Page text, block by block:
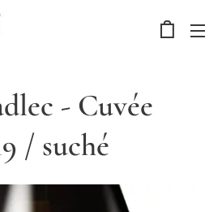
- Cuvée
/ suché